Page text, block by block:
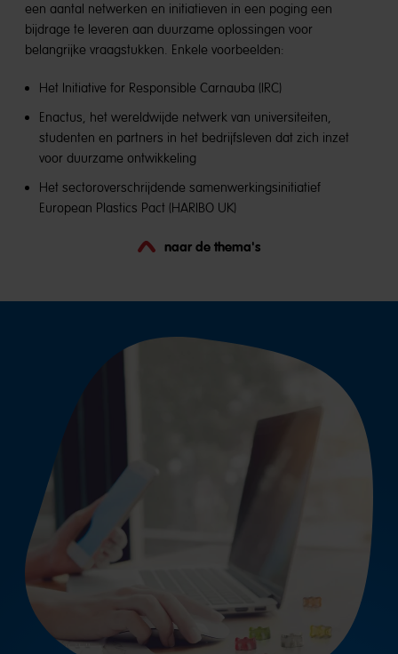
een aantal netwerken en initiatieven in een poging een
bijdrage te leveren aan duurzame oplossingen voor
belangrijke vraagstukken. Enkele voorbeelden:
Het Initiative for Responsible Carnauba (IRC)
Enactus, het wereldwijde netwerk van universiteiten,
studenten en partners in het bedrijfsleven dat zich inzet
voor duurzame ontwikkeling
Het sectoroverschrijdende samenwerkingsinitiatief
European Plastics Pact (HARIBO UK)
naar de thema's